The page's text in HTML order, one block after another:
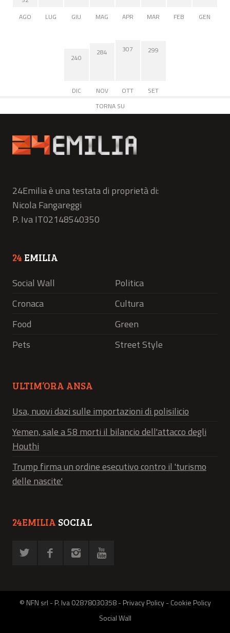
AGO
LUG GIU MAG APR MAR FEB GEN
240
DIC
284
NOV
307
OTT
299
SET
TORNA SU
24Emilia è una testata di proprietà di:
Nicola Fangareggi
P. Iva IT02148540350
24 EMILIA
Social Wall
Politica
Cronaca
Cultura
Food
Green
Pets
Street Style
ULTIM’ORA ANSA
Usa, nuovi dazi sulle importazioni di polisilicio
Yemen, sale a 58 morti il bilancio dell'attacco degli
Houthi
Trump firma un ordine esecutivo contro il 'turismo
delle nascite'
24EMILIA SOCIAL
© NFN srl - P. Iva 02878030358 -Privacy Policy-Cookie Policy
Social Wall